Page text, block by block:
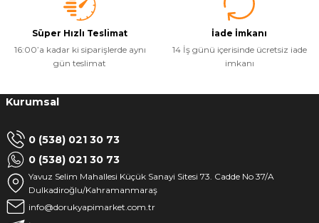
Süper Hızlı Teslimat
16:00’a kadar ki siparişlerde aynı
gün teslimat
İade İmkanı
14 İş günü içerisinde ücretsiz iade
imkanı
Kurumsal
0 (538) 021 30 73
0 (538) 021 30 73
Yavuz Selim Mahallesi Küçük Sanayi Sitesi 73. Cadde No 37/A
Dulkadiroğlu/Kahramanmaraş
info@dorukyapimarket.com.tr